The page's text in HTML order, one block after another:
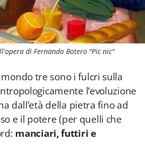
di Fernando Botero "Pic nic"
tre sono i fulcri sulla
l’evoluzione
dall’età della pietra fino ad
e il potere (per quelli che
manciari, futtiri e